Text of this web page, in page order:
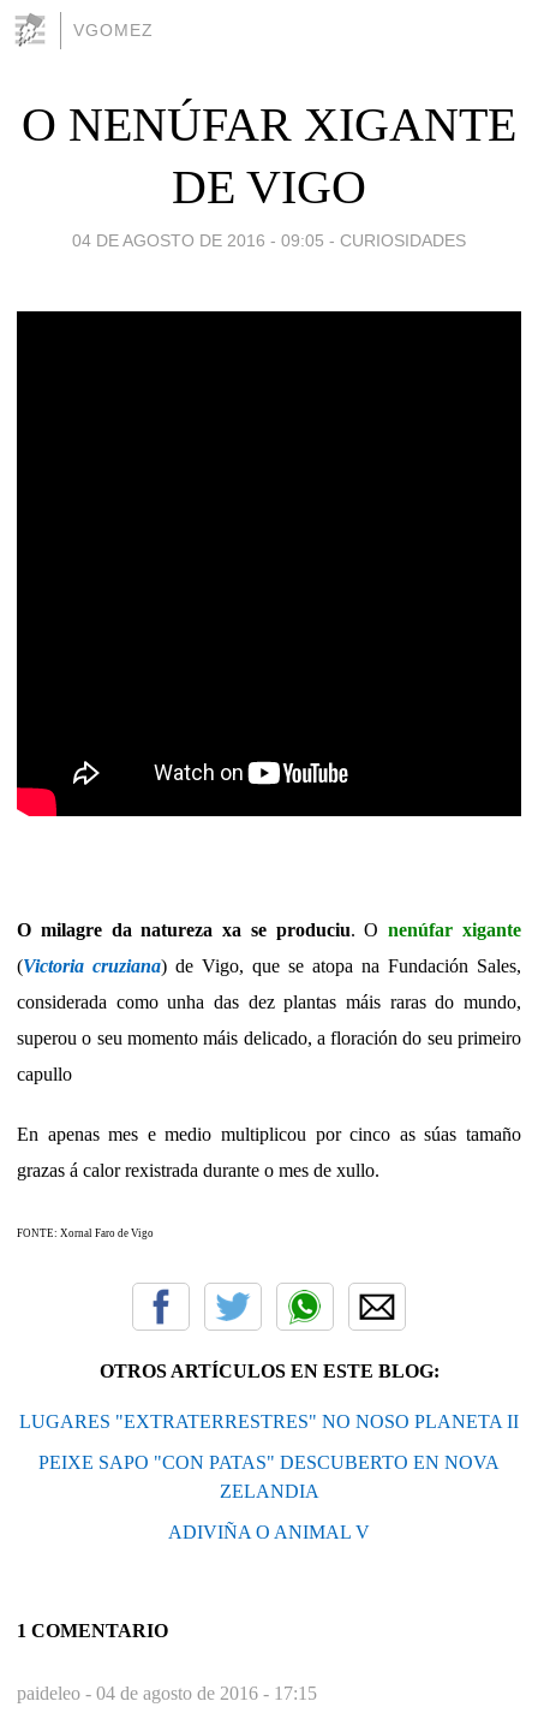
VGOMEZ
O NENÚFAR XIGANTE
DE VIGO
04 DE AGOSTO DE 2016 - 09:05 - CURIOSIDADES
O milagre da natureza xa se produciu. O nenúfar xigante
(Victoria cruziana) de Vigo, que se atopa na Fundación Sales,
considerada como unha das dez plantas máis raras do mundo,
superou o seu momento máis delicado, a floración do seu primeiro
capullo
En apenas mes e medio multiplicou por cinco as súas tamaño
grazas á calor rexistrada durante o mes de xullo.
FONTE: Xornal Faro de Vigo
OTROS ARTÍCULOS EN ESTE BLOG:
LUGARES "EXTRATERRESTRES" NO NOSO PLANETA II
PEIXE SAPO "CON PATAS" DESCUBERTO EN NOVA
ZELANDIA
ADIVIÑA O ANIMAL V
1 COMENTARIO
paideleo - 04 de agosto de 2016 - 17:15